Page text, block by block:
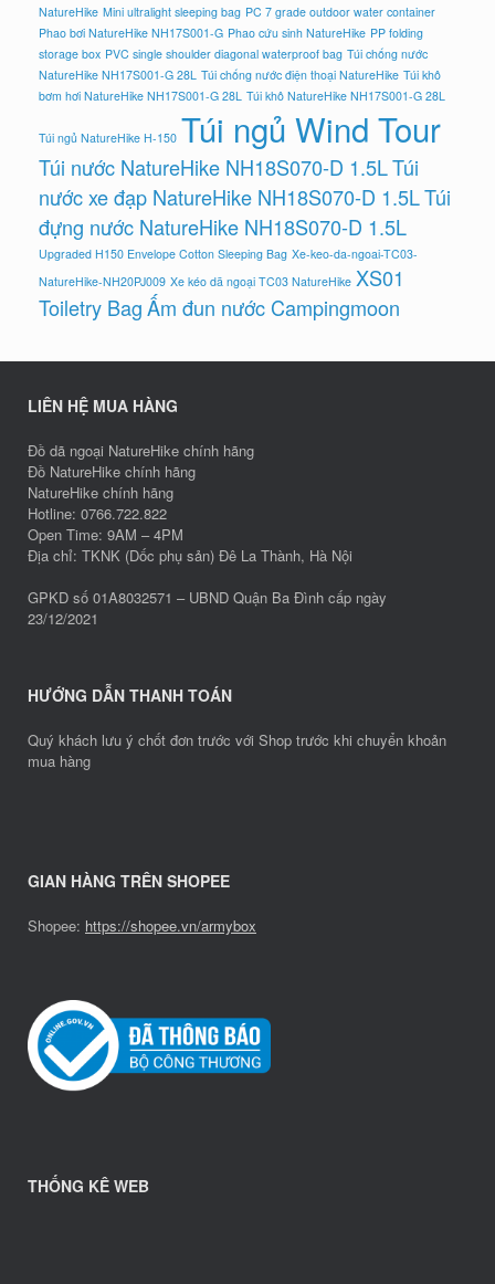
NatureHike Mini ultralight sleeping bag PC 7 grade outdoor water container
Phao bơi NatureHike NH17S001-G Phao cứu sinh NatureHike PP folding
storage box PVC single shoulder diagonal waterproof bag Túi chống nước
NatureHike NH17S001-G 28L Túi chống nước điện thoại NatureHike Túi khô
bơm hơi NatureHike NH17S001-G 28L Túi khô NatureHike NH17S001-G 28L
Túi ngủ NatureHike H-150 Túi ngủ Wind Tour
Túi nước NatureHike NH18S070-D 1.5LTúi
nước xe đạp NatureHike NH18S070-D 1.5LTúi
đựng nước NatureHike NH18S070-D 1.5L
Upgraded H150 Envelope Cotton Sleeping Bag Xe-keo-da-ngoai-TC03-
NatureHike-NH20PJ009 Xe kéo dã ngoại TC03 NatureHike XS01
Toiletry BagẤm đun nước Campingmoon
LIÊN HỆ MUA HÀNG
Đồ dã ngoại NatureHike chính hãng
Đồ NatureHike chính hãng
NatureHike chính hãng
Hotline: 0766.722.822
Open Time: 9AM – 4PM
Địa chỉ: TKNK (Dốc phụ sản) Đê La Thành, Hà Nội
GPKD số 01A8032571 – UBND Quận Ba Đình cấp ngày
23/12/2021
HƯỚNG DẪN THANH TOÁN
Quý khách lưu ý chốt đơn trước với Shop trước khi chuyển khoản
mua hàng
GIAN HÀNG TRÊN SHOPEE
Shopee: https://shopee.vn/armybox
THỐNG KÊ WEB